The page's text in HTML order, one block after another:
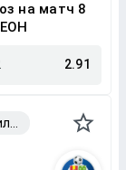
на матч 8
2.91